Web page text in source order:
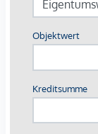
Nebenkosten: